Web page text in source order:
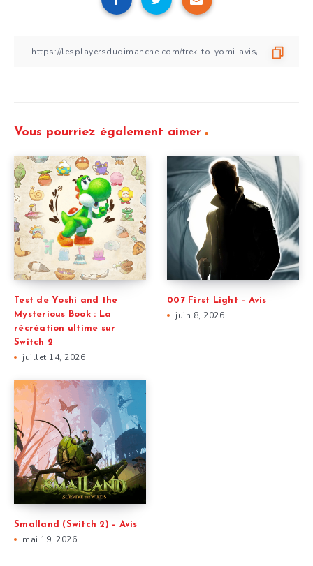
Vous pourriez également aimer
Test de Yoshi and the
Mysterious Book : La
récréation ultime sur
Switch 2
juillet 14, 2026
007 First Light – Avis
juin 8, 2026
Smalland (Switch 2) – Avis
mai 19, 2026